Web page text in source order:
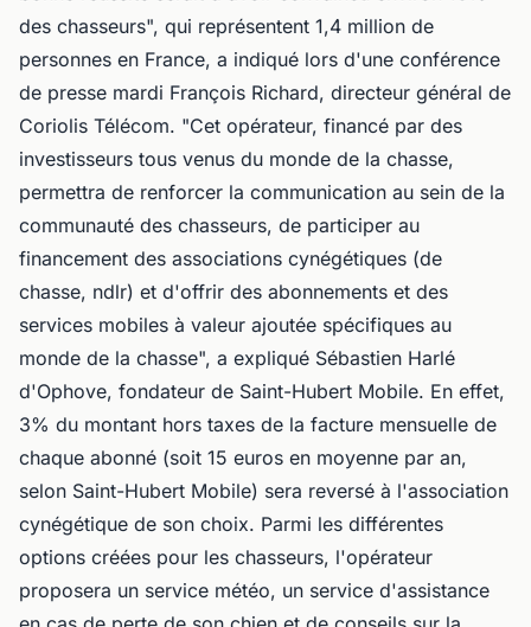
des chasseurs", qui représentent 1,4 million de
personnes en France, a indiqué lors d'une conférence
de presse mardi François Richard, directeur général de
Coriolis Télécom. "Cet opérateur, financé par des
investisseurs tous venus du monde de la chasse,
permettra de renforcer la communication au sein de la
communauté des chasseurs, de participer au
financement des associations cynégétiques (de
chasse, ndlr) et d'offrir des abonnements et des
services mobiles à valeur ajoutée spécifiques au
monde de la chasse", a expliqué Sébastien Harlé
d'Ophove, fondateur de Saint-Hubert Mobile. En effet,
3% du montant hors taxes de la facture mensuelle de
chaque abonné (soit 15 euros en moyenne par an,
selon Saint-Hubert Mobile) sera reversé à l'association
cynégétique de son choix. Parmi les différentes
options créées pour les chasseurs, l'opérateur
proposera un service météo, un service d'assistance